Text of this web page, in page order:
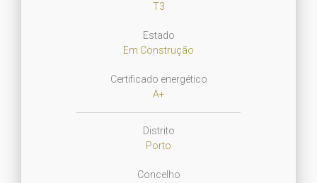
T3
Estado
Em Construção
Certificado energético
A+
Distrito
Porto
Concelho